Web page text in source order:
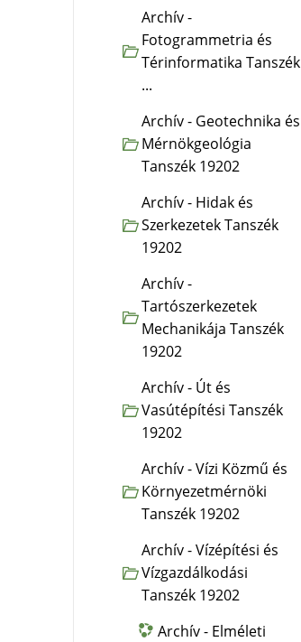
Archív -
Fotogrammetria és
Térinformatika Tanszék
...
Archív - Geotechnika és
Mérnökgeológia
Tanszék 19202
Archív - Hidak és
Szerkezetek Tanszék
19202
Archív -
Tartószerkezetek
Mechanikája Tanszék
19202
Archív - Út és
Vasútépítési Tanszék
19202
Archív - Vízi Közmű és
Környezetmérnöki
Tanszék 19202
Archív - Vízépítési és
Vízgazdálkodási
Tanszék 19202
Archív - Elméleti